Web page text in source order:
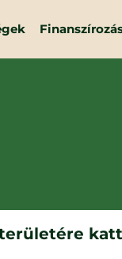
területére